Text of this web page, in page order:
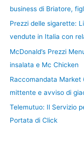
business di Briatore,
Prezzi delle sigarette:
vendute in Italia con
McDonald’s Prezzi
insalata e Mc Chicken
Raccomandata Market
mittente e avviso di
Telemutuo: Il Servizio
Portata di Click